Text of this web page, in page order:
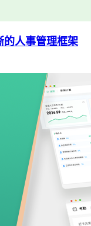
的人事管理框架